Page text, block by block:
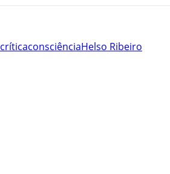
críticaconsciênciaHelso Ribeiro